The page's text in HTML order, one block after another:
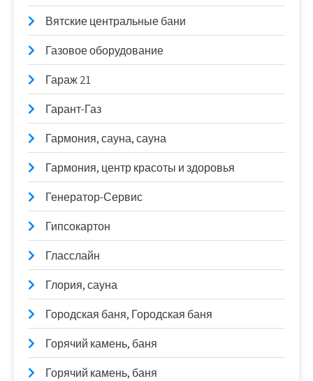
Вятские центральные бани
Газовое оборудование
Гараж 21
Гарант-Газ
Гармония, сауна, сауна
Гармония, центр красоты и здоровья
Генератор-Сервис
Гипсокартон
Гласслайн
Глория, сауна
Городская баня, Городская баня
Горячий камень, баня
Горячий камень, баня